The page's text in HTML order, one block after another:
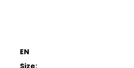
EN
Size: